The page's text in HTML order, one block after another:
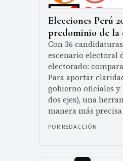
Elecciones Perú
predominio de la
Con 36
escenario electoral
electorado:
Para aportar
gobierno oficiales y
dos ejes), una
manera más
POR REDACCIÓN